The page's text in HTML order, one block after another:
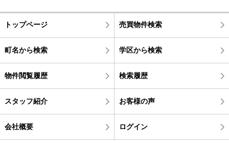
トップページ 売買物件検索
町名から検索 学区から検索
物件閲覧履歴 検索履歴
スタッフ紹介 お客様の声
会社概要 ログイン